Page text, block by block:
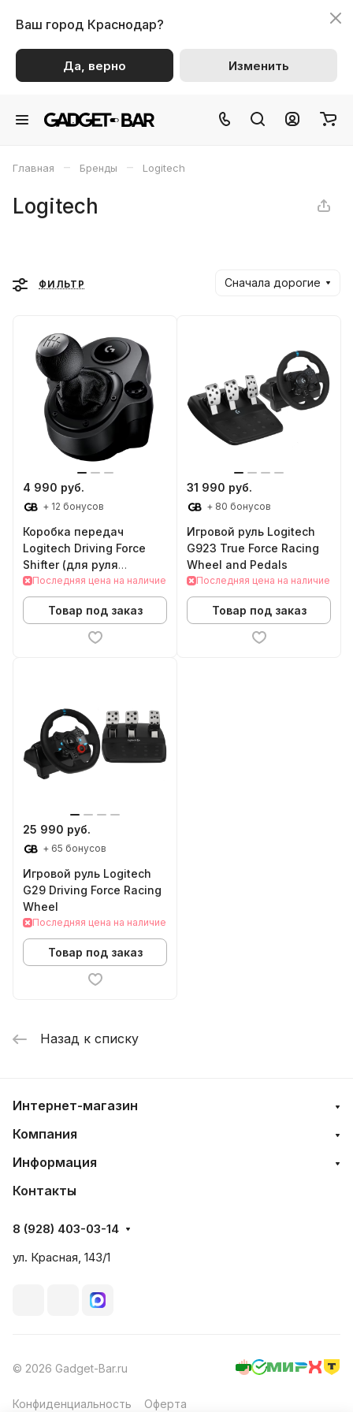
Ваш город Краснодар?
Да, верно Изменить
Главная – Бренды – Logitech
Logitech
ФИЛЬТР Сначала дорогие
4 990 руб.
+ 12 бонусов
Коробка передач
Logitech Driving Force
Shifter (для руля
Logitech G29)
Последняя цена на наличие
Товар под заказ
31 990 руб.
+ 80 бонусов
Игровой руль Logitech
G923 True Force Racing
Wheel and Pedals
Последняя цена на наличие
Товар под заказ
25 990 руб.
+ 65 бонусов
Игровой руль Logitech
G29 Driving Force Racing
Wheel
Последняя цена на наличие
Товар под заказ
Назад к списку
Интернет-магазин
Компания
Информация
Контакты
8 (928) 403-03-14
ул. Красная, 143/1
© 2026 Gadget-Bar.ru
Конфиденциальность Оферта